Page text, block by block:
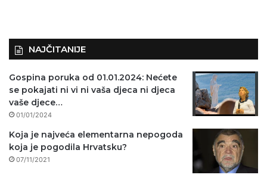
NAJČITANIJE
Gospina poruka od 01.01.2024: Nećete
se pokajati ni vi ni vaša djeca ni djeca
vaše djece…
01/01/2024
Koja je najveća elementarna nepogoda
koja je pogodila Hrvatsku?
07/11/2021